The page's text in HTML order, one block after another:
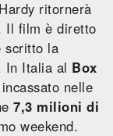
ritornerà
Il film è diretto
scritto la
In Italia al Box
nelle
7,3 milioni di
weekend.